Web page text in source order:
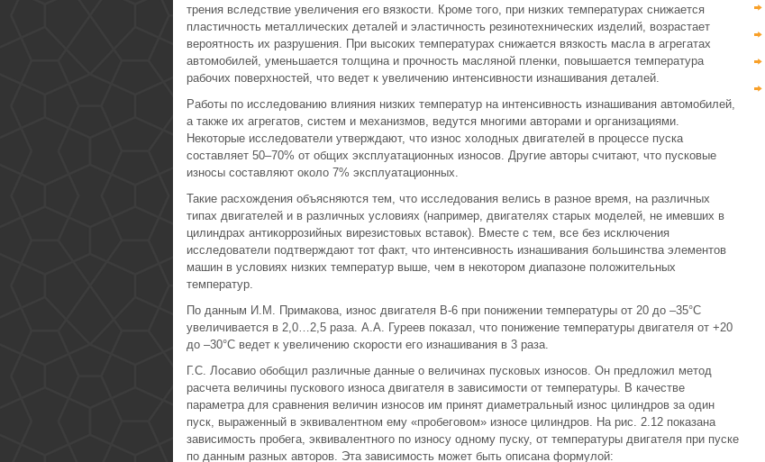
трения вследствие увеличения его вязкости. Кроме того, при низких температурах снижается
пластичность металлических деталей и эластичность резинотехнических изделий, возрастает
вероятность их разрушения. При высоких температурах снижается вязкость масла в агрегатах
автомобилей, уменьшается толщина и прочность масляной пленки, повышается температура
рабочих поверхностей, что ведет к увеличению интенсивности изнашивания деталей.
Работы по исследованию влияния низких температур на интенсивность изнашивания автомобилей,
а также их агрегатов, систем и механизмов, ведутся многими авторами и организациями.
Некоторые исследователи утверждают, что износ холодных двигателей в процессе пуска
составляет 50–70% от общих эксплуатационных износов. Другие авторы считают, что пусковые
износы составляют около 7% эксплуатационных.
Такие расхождения объясняются тем, что исследования велись в разное время, на различных
типах двигателей и в различных условиях (например, двигателях старых моделей, не имевших в
цилиндрах антикоррозийных вирезистовых вставок). Вместе с тем, все без исключения
исследователи подтверждают тот факт, что интенсивность изнашивания большинства элементов
машин в условиях низких температур выше, чем в некотором диапазоне положительных
температур.
По данным И.М. Примакова, износ двигателя В-6 при понижении температуры от 20 до –35°С
увеличивается в 2,0…2,5 раза. А.А. Гуреев показал, что понижение температуры двигателя от +20
до –30°С ведет к увеличению скорости его изнашивания в 3 раза.
Г.С. Лосавио обобщил различные данные о величинах пусковых износов. Он предложил метод
расчета величины пускового износа двигателя в зависимости от температуры. В качестве
параметра для сравнения величин износов им принят диаметральный износ цилиндров за один
пуск, выраженный в эквивалентном ему «пробеговом» износе цилиндров. На рис. 2.12 показана
зависимость пробега, эквивалентного по износу одному пуску, от температуры двигателя при пуске
по данным разных авторов. Эта зависимость может быть описана формулой: